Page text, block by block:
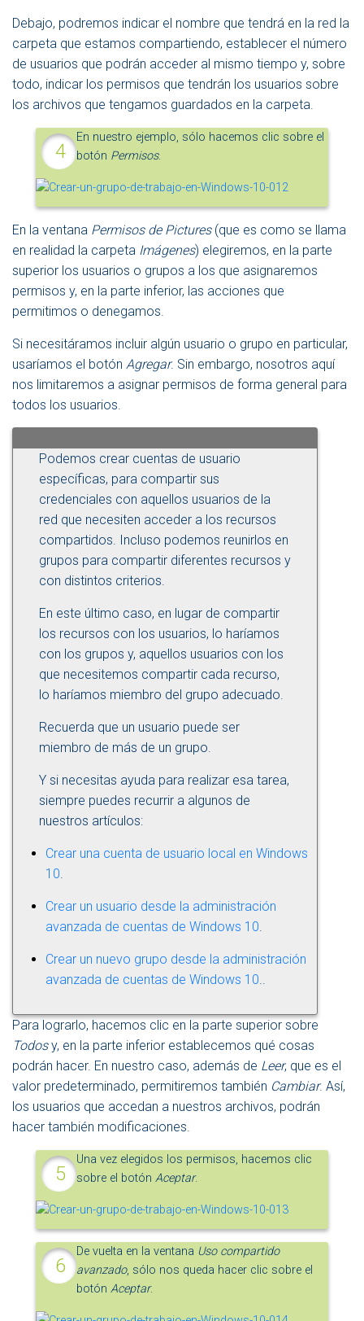
Debajo, podremos indicar el nombre que tendrá en la red la
carpeta que estamos compartiendo, establecer el número
de usuarios que podrán acceder al mismo tiempo y, sobre
todo, indicar los permisos que tendrán los usuarios sobre
los archivos que tengamos guardados en la carpeta.
En nuestro ejemplo, sólo hacemos clic sobre el
botón Permisos.
En la ventana Permisos de Pictures(que es como se llama
en realidad la carpeta Imágenes) elegiremos, en la parte
superior los usuarios o grupos a los que asignaremos
permisos y, en la parte inferior, las acciones que
permitimos o denegamos.
Si necesitáramos incluir algún usuario o grupo en particular,
usaríamos el botón Agregar. Sin embargo, nosotros aquí
nos limitaremos a asignar permisos de forma general para
todos los usuarios.
Podemos crear cuentas de usuario
específicas, para compartir sus
credenciales con aquellos usuarios de la
red que necesiten acceder a los recursos
compartidos. Incluso podemos reunirlos en
grupos para compartir diferentes recursos y
con distintos criterios.
En este último caso, en lugar de compartir
los recursos con los usuarios, lo haríamos
con los grupos y, aquellos usuarios con los
que necesitemos compartir cada recurso,
lo haríamos miembro del grupo adecuado.
Recuerda que un usuario puede ser
miembro de más de un grupo.
Y si necesitas ayuda para realizar esa tarea,
siempre puedes recurrir a algunos de
nuestros artículos:
Crear una cuenta de usuario local en Windows
10.
Crear un usuario desde la administración
avanzada de cuentas de Windows 10.
Crear un nuevo grupo desde la administración
avanzada de cuentas de Windows 10..
Para lograrlo, hacemos clic en la parte superior sobre
Todosy, en la parte inferior establecemos qué cosas
podrán hacer. En nuestro caso, además de Leer, que es el
valor predeterminado, permitiremos también Cambiar. Así,
los usuarios que accedan a nuestros archivos, podrán
hacer también modificaciones.
Una vez elegidos los permisos, hacemos clic
sobre el botónAceptar.
De vuelta en la ventana Uso compartido
avanzado, sólo nos queda hacer clic sobre el
botónAceptar.